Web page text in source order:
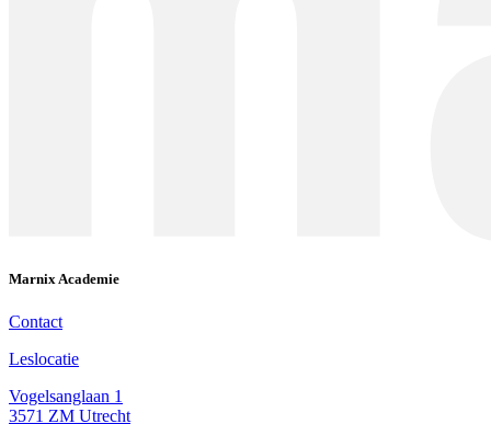
Marnix Academie
Contact
Leslocatie
Vogelsanglaan 1
3571 ZM Utrecht